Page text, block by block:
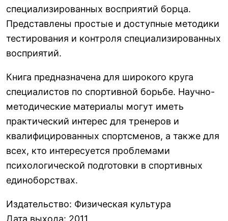
специализированных восприятий борца.
Представлены простые и доступные методики
тестирования и контроля специализированных
восприятий.
Книга предназначена для широкого круга
специалистов по спортивной борьбе. Научно-
методические материалы могут иметь
практический интерес для тренеров и
квалифицированных спортсменов, а также для
всех, кто интересуется проблемами
психологической подготовки в спортивных
единоборствах.
Издательство: Физическая культура
Дата выхода: 2011